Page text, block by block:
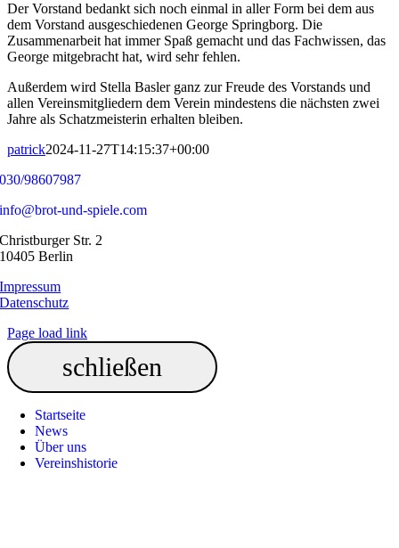
Der Vorstand bedankt sich noch einmal in aller Form bei dem aus
dem Vorstand ausgeschiedenen George Springborg. Die
Zusammenarbeit hat immer Spaß gemacht und das Fachwissen, das
George mitgebracht hat, wird sehr fehlen.
Außerdem wird Stella Basler ganz zur Freude des Vorstands und
allen Vereinsmitgliedern dem Verein mindestens die nächsten zwei
Jahre als Schatzmeisterin erhalten bleiben.
patrick2024-11-27T14:15:37+00:00
030/98607987
info@brot-und-spiele.com
Christburger Str. 2
10405 Berlin
Impressum
Datenschutz
Page load link
Startseite
News
Über uns
Vereinshistorie